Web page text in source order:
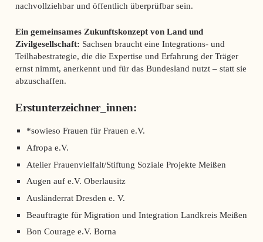
nachvollziehbar und öffentlich überprüfbar sein.
Ein gemeinsames Zukunftskonzept von Land und
Zivilgesellschaft: Sachsen braucht eine Integrations- und
Teilhabestrategie, die die Expertise und Erfahrung der Träger
ernst nimmt, anerkennt und für das Bundesland nutzt – statt sie
abzuschaffen.
Erstunterzeichner_innen:
*sowieso Frauen für Frauen e.V.
Afropa e.V.
Atelier Frauenvielfalt/Stiftung Soziale Projekte Meißen
Augen auf e.V. Oberlausitz
Ausländerrat Dresden e. V.
Beauftragte für Migration und Integration Landkreis Meißen
Bon Courage e.V. Borna